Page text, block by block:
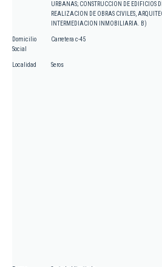
URBANAS; CONSTRUCCION DE EDIFICIOS
REALIZACION DE OBRAS CIVILES,
INTERMEDIACION INMOBILIARIA. B)
Domicilio
Social
Carretera c-45
Localidad Seros